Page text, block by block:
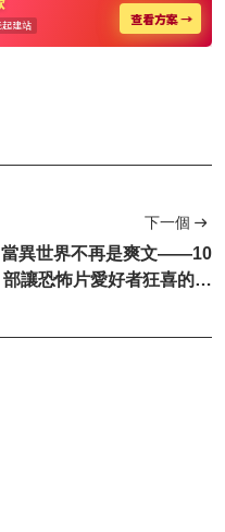
下一個
當異世界不再是爽文——10
部讓恐怖片愛好者狂喜的異